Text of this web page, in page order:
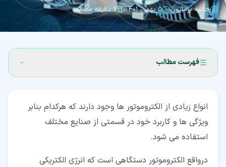
حانیه برمایون ۵ بهمن ۱۴۰۱ ۷ دقیقه مطالعه
فهرست مطالب
۲‏- انواع الکتروموتور DC
۳‏- انواع الکتروموتور AC
انواع زیادی از الکتروموتور ها وجود دارند که هرکدام بنابر
ویژگی ها و کاربرد خود در قسمتی از صنایع مختلف
استفاده می شود.
درواقع الکتروموتور دستگاهی است که انرژی الکتریکی